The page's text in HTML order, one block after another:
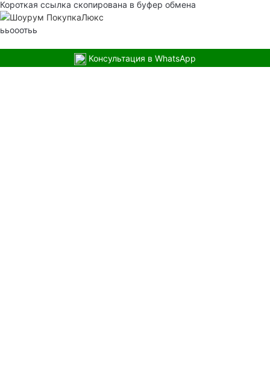
Короткая ссылка скопирована в буфер обмена
ььооотьь
Консультация в WhatsApp